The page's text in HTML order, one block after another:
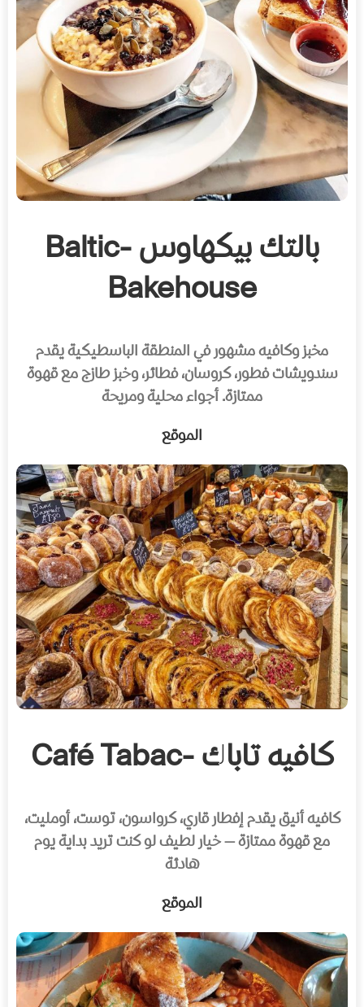
بالتك بيكهاوس -Baltic
Bakehouse
مخبز وكافيه مشهور في المنطقة الباسطيكية يقدم
سندويشات فطور، كروسان، فطائر، وخبز طازج مع قهوة
ممتازة. أجواء محلية ومريحة
الموقع
كافيه تاباك -Café Tabac
كافيه أنيق يقدم إفطار قاري، كرواسون، توست، أومليت،
مع قهوة ممتازة — خيار لطيف لو كنت تريد بداية يوم
هادئة
الموقع